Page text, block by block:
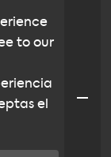
to our
el